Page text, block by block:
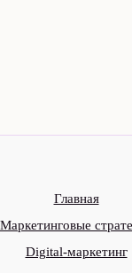
Главная
Маркетинговые
Digital-маркетинг